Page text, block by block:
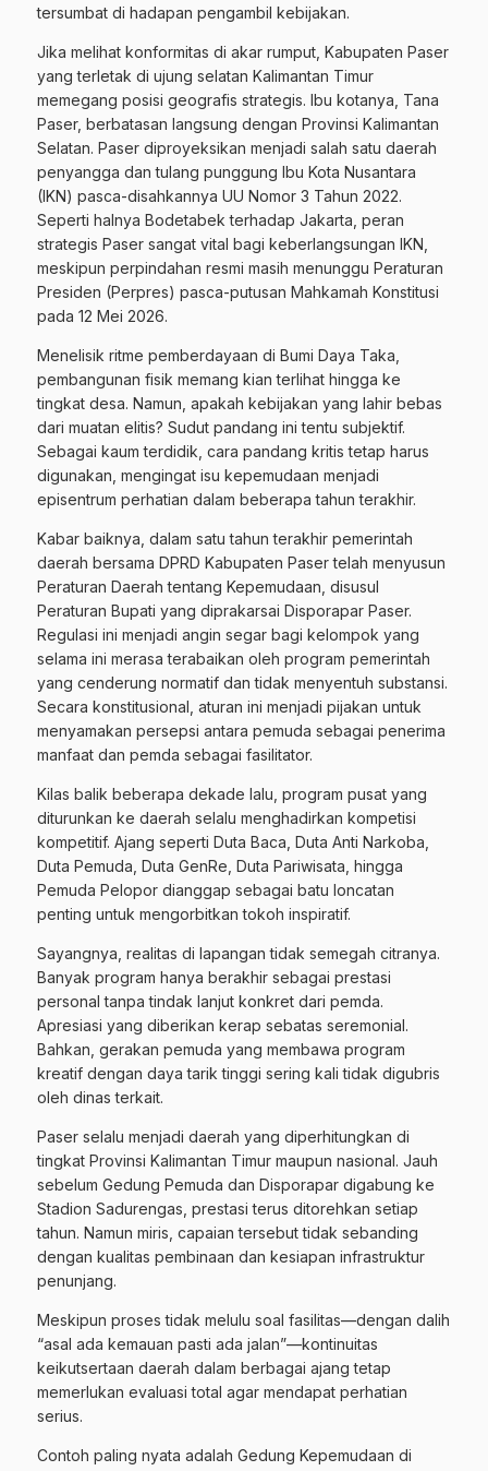
tersumbat di hadapan pengambil kebijakan.
Jika melihat konformitas di akar rumput, Kabupaten Paser
yang terletak di ujung selatan Kalimantan Timur
memegang posisi geografis strategis. Ibu kotanya, Tana
Paser, berbatasan langsung dengan Provinsi Kalimantan
Selatan. Paser diproyeksikan menjadi salah satu daerah
penyangga dan tulang punggung Ibu Kota Nusantara
(IKN) pasca-disahkannya UU Nomor 3 Tahun 2022.
Seperti halnya Bodetabek terhadap Jakarta, peran
strategis Paser sangat vital bagi keberlangsungan IKN,
meskipun perpindahan resmi masih menunggu Peraturan
Presiden (Perpres) pasca-putusan Mahkamah Konstitusi
pada 12 Mei 2026.
Menelisik ritme pemberdayaan di Bumi Daya Taka,
pembangunan fisik memang kian terlihat hingga ke
tingkat desa. Namun, apakah kebijakan yang lahir bebas
dari muatan elitis? Sudut pandang ini tentu subjektif.
Sebagai kaum terdidik, cara pandang kritis tetap harus
digunakan, mengingat isu kepemudaan menjadi
episentrum perhatian dalam beberapa tahun terakhir.
Kabar baiknya, dalam satu tahun terakhir pemerintah
daerah bersama DPRD Kabupaten Paser telah menyusun
Peraturan Daerah tentang Kepemudaan, disusul
Peraturan Bupati yang diprakarsai Disporapar Paser.
Regulasi ini menjadi angin segar bagi kelompok yang
selama ini merasa terabaikan oleh program pemerintah
yang cenderung normatif dan tidak menyentuh substansi.
Secara konstitusional, aturan ini menjadi pijakan untuk
menyamakan persepsi antara pemuda sebagai penerima
manfaat dan pemda sebagai fasilitator.
Kilas balik beberapa dekade lalu, program pusat yang
diturunkan ke daerah selalu menghadirkan kompetisi
kompetitif. Ajang seperti Duta Baca, Duta Anti Narkoba,
Duta Pemuda, Duta GenRe, Duta Pariwisata, hingga
Pemuda Pelopor dianggap sebagai batu loncatan
penting untuk mengorbitkan tokoh inspiratif.
Sayangnya, realitas di lapangan tidak semegah citranya.
Banyak program hanya berakhir sebagai prestasi
personal tanpa tindak lanjut konkret dari pemda.
Apresiasi yang diberikan kerap sebatas seremonial.
Bahkan, gerakan pemuda yang membawa program
kreatif dengan daya tarik tinggi sering kali tidak digubris
oleh dinas terkait.
Paser selalu menjadi daerah yang diperhitungkan di
tingkat Provinsi Kalimantan Timur maupun nasional. Jauh
sebelum Gedung Pemuda dan Disporapar digabung ke
Stadion Sadurengas, prestasi terus ditorehkan setiap
tahun. Namun miris, capaian tersebut tidak sebanding
dengan kualitas pembinaan dan kesiapan infrastruktur
penunjang.
Meskipun proses tidak melulu soal fasilitas—dengan dalih
“asal ada kemauan pasti ada jalan”—kontinuitas
keikutsertaan daerah dalam berbagai ajang tetap
memerlukan evaluasi total agar mendapat perhatian
serius.
Contoh paling nyata adalah Gedung Kepemudaan di